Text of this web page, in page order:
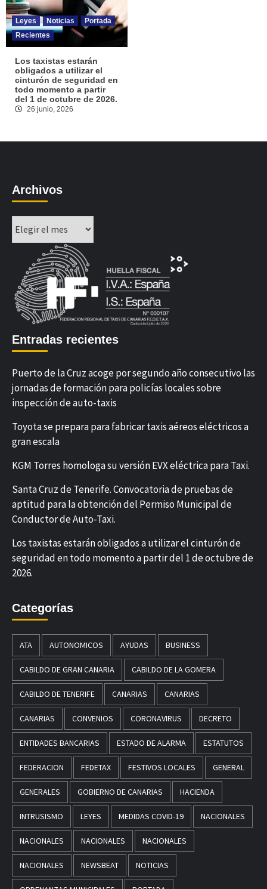
Leyes Noticias
Portada
Recientes
Los taxistas estarán
obligados a utilizar el
cinturón de seguridad en
todo momento a partir
del 1 de octubre de 2026.
26 junio, 2026
Archivos
Entradas recientes
Puerto de la Cruz acoge por segundo año consecutivo las
jornadas de formación para policías locales sobre
inspección de auto-taxis
Toyota se prepara para fabricar taxis aéreos eléctricos a
gran escala
KGM Torres homologa su versión EVX eléctrica para Taxi.
Santa Cruz de Tenerife. Convocatoria de pruebas de
aptitud para la obtención del Permiso Municipal de
Conductor de Auto-Taxi.
Los taxistas estarán obligados a utilizar el cinturón de
seguridad en todo momento a partir del 1 de octubre de
2026.
Categorías
ATA AUTONOMICOS AYUDAS BUSINESS
CABILDO DE GRAN CANARIA CABILDO DE LA GOMERA
CABILDO DE TENERIFE CANARIAS CANARIAS
CANARIAS CONVENIOS CORONAVIRUS DECRETO
ENTIDADES BANCARIAS ESTADO DE ALARMA ESTATUTOS
FEDERACION FEDETAX FESTIVOS LOCALES GENERAL
GENERALES GOBIERNO DE CANARIAS HACIENDA
INTRUSISMO LEYES MEDIDAS COVID-19 NACIONALES
NACIONALES NACIONALES NACIONALES
NACIONALES NEWSBEAT NOTICIAS